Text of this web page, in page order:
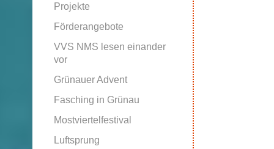
Projekte
Förderangebote
VVS NMS lesen einander
vor
Grünauer Advent
Fasching in Grünau
Mostviertelfestival
Luftsprung